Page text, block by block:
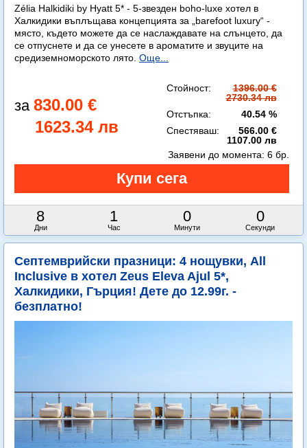
Zélia Halkidiki by Hyatt 5* - 5-звезден boho-luxe хотел в
Халкидики въплъщава концепцията за „barefoot luxury“ -
място, където можете да се наслаждавате на слънцето, да
се отпуснете и да се унесете в ароматите и звуците на
средиземноморското лято. Още...
830.00 €
1623.34 лв
Стойност:
1396.00 €
2730.34 лв
Отстъпка:
40.54 %
Спестяваш:
566.00 €
1107.00 лв
8
Дни
0
Часа
59
Минути
59
Секунди
Заявени до момента: 6 бр.
Септемврийски празници: 4 нощувки, All
Inclusive в хотел Zeus Eleva Ajul 5*,
Халкидики, Гърция! Дете до 12.99г. -
безплатно!